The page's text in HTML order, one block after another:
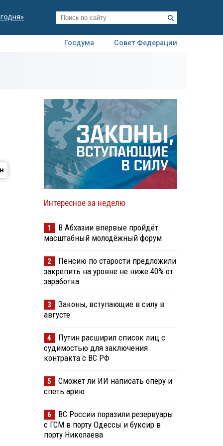
Госдума
Совет Федерации
Интересное за неделю
1
В Абхазии впервые пройдёт
масштабный молодёжный форум
2
Пенсию по старости предложили
закрепить на уровне не ниже 40% от
заработка
3
Законы, вступающие в силу в
августе
4
Путин расширил список лиц с
судимостью для заключения
контракта с ВС РФ
5
Сможет ли ИИ написать оперу и
спеть арию
6
ВС России поразили резервуары
с ГСМ в порту Одессы и буксир в
порту Николаева